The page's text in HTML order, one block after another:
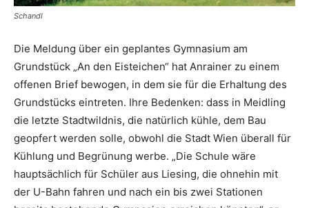
Schandl
Die Meldung über ein geplantes Gymnasium am
Grundstück „An den Eisteichen“ hat Anrainer zu einem
offenen Brief bewogen, in dem sie für die Erhaltung des
Grundstücks eintreten. Ihre Bedenken: dass in Meidling
die letzte Stadtwildnis, die ­natürlich kühle, dem Bau
geopfert werden solle, obwohl die Stadt Wien überall für
Kühlung und Begrünung werbe. „Die Schule wäre
hauptsächlich für Schüler aus Liesing, die ohnehin mit
der U-Bahn fahren und nach ein bis zwei Stationen